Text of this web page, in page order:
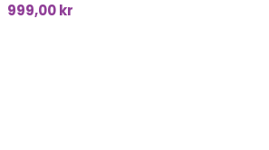
999,00kr